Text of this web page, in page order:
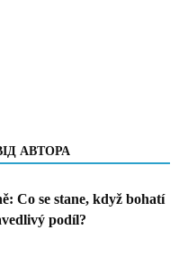
АВТОРА
Co se stane, když bohatí
podíl?